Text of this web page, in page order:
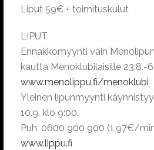
Liput 59€ + toimituskulut
LIPUT
Ennakkomyynti vain
kautta Menoklubilaisille 23.8.-
www.menolippu.fi/menoklubi
Yleinen lipunmyynti
10.9. klo 9:00.
Puh. 0600 900 900 (1,97€/
www.lippu.fi